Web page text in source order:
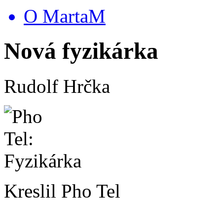
O MartaM
Nová fyzikárka
Rudolf Hrčka
Kreslil Pho Tel